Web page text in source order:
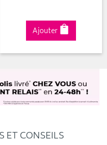
Ajouter
ET CONSEILS